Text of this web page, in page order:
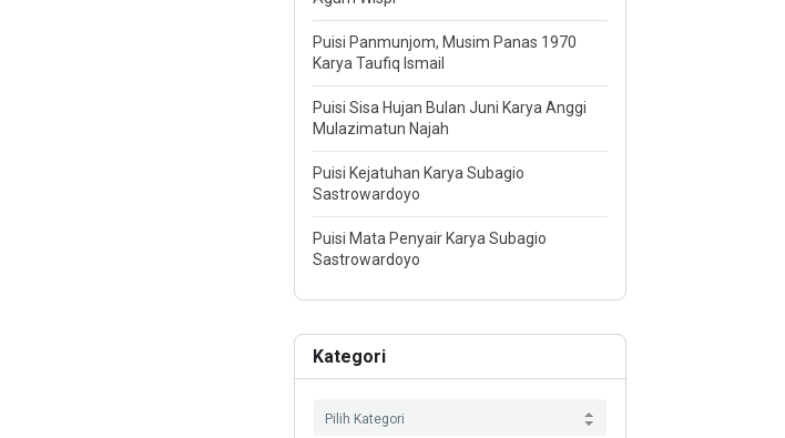
Puisi Panmunjom, Musim Panas 1970
Karya Taufiq Ismail
Puisi Sisa Hujan Bulan Juni Karya Anggi
Mulazimatun Najah
Puisi Kejatuhan Karya Subagio
Sastrowardoyo
Puisi Mata Penyair Karya Subagio
Sastrowardoyo
Kategori